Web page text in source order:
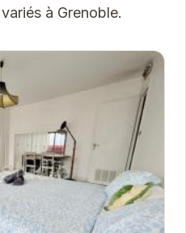
à Grenoble.